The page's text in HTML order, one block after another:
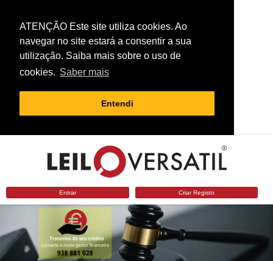
ATENÇÃO Este site utiliza cookies. Ao
navegar no site estará a consentir a sua
utilização. Saiba mais sobre o uso de
cookies. Saber mais
Entendi
Entrar Criar Registo